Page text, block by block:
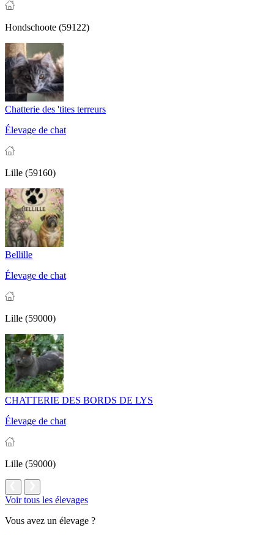
Hondschoote (59122)
Chatterie des 'tites terreurs
Élevage de chat
Lille (59160)
Bellille
Élevage de chat
Lille (59000)
CHATTERIE DES BORDS DE LYS
Élevage de chat
Lille (59000)
Voir tous les élevages
Vous avez un élevage ?